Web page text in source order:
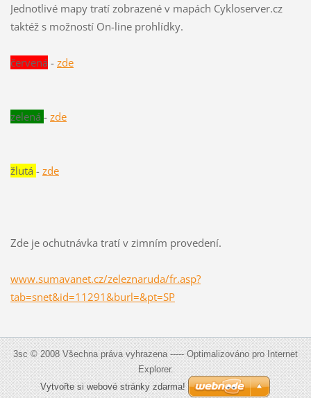
Jednotlivé mapy tratí zobrazené v mapách Cykloserver.cz
taktéž s možností On-line prohlídky.
červená - zde
zelená - zde
žlutá - zde
Zde je ochutnávka tratí v zimním provedení.
www.sumavanet.cz/zeleznaruda/fr.asp?
tab=snet&id=11291&burl=&pt=SP
3sc © 2008 Všechna práva vyhrazena ----- Optimalizováno pro Internet
Explorer.
Vytvořte si webové stránky zdarma!